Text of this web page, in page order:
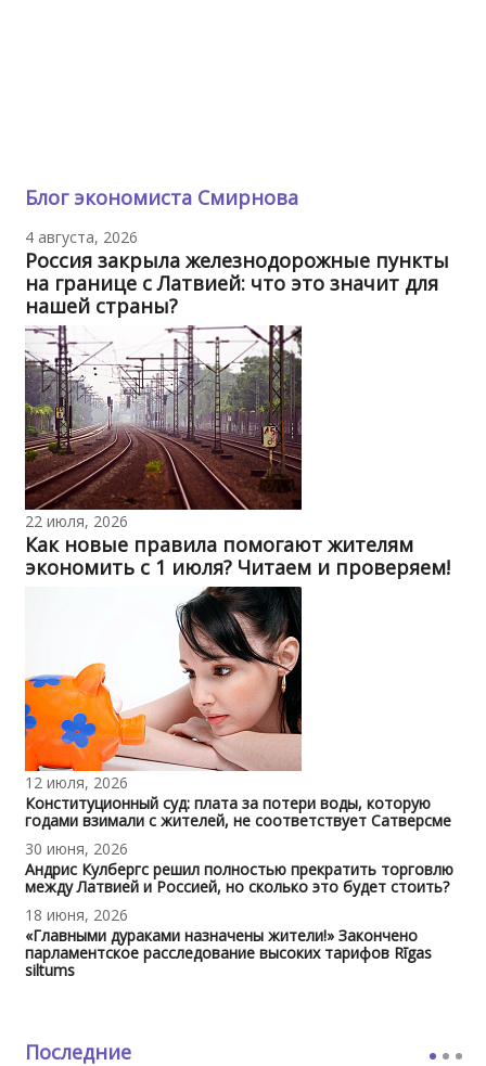
Блог экономиста Смирнова
4 августа, 2026
Россия закрыла железнодорожные пункты
на границе с Латвией: что это значит для
нашей страны?
22 июля, 2026
Как новые правила помогают жителям
экономить с 1 июля? Читаем и проверяем!
12 июля, 2026
Конституционный суд: плата за потери воды, которую
годами взимали с жителей, не соответствует Сатверсме
30 июня, 2026
Андрис Кулбергс решил полностью прекратить торговлю
между Латвией и Россией, но сколько это будет стоить?
18 июня, 2026
«Главными дураками назначены жители!» Закончено
парламентское расследование высоких тарифов Rīgas
siltums
Последние